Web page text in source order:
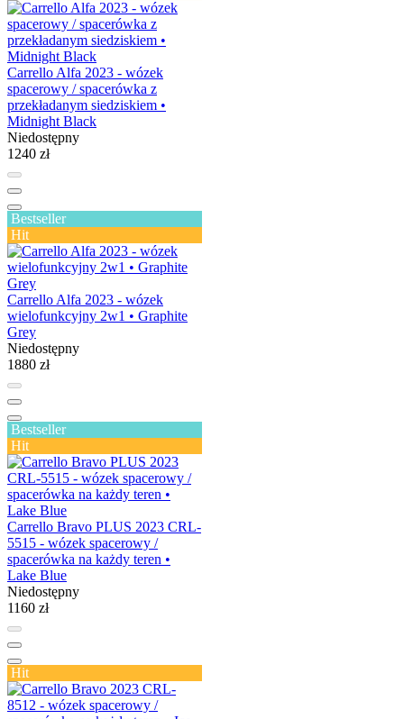
Carrello Alfa 2023 - wózek
spacerowy / spacerówka z
przekładanym siedziskiem •
Midnight Black
Niedostępny
1240 zł
Bestseller
Hit
Carrello Alfa 2023 - wózek
wielofunkcyjny 2w1 • Graphite
Grey
Niedostępny
1880 zł
Bestseller
Hit
Carrello Bravo PLUS 2023 CRL-
5515 - wózek spacerowy /
spacerówka na każdy teren •
Lake Blue
Niedostępny
1160 zł
Hit